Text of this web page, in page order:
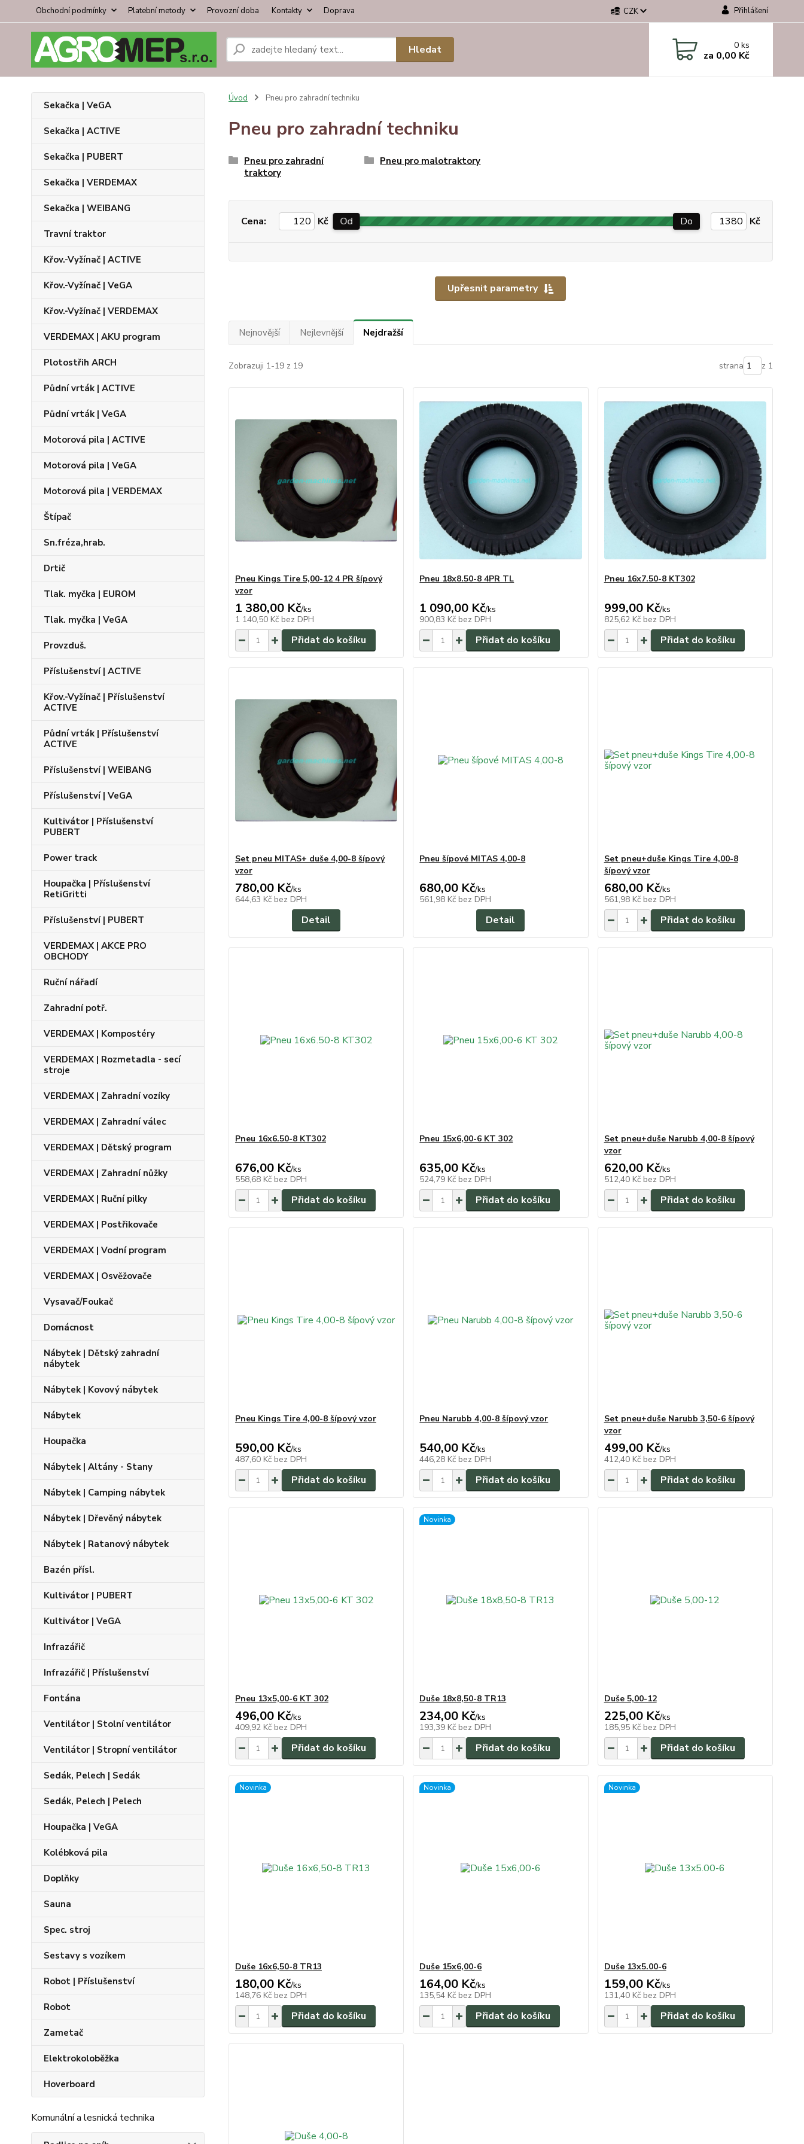
Obchodní podmínky Platební metody Provozní doba Kontakty Doprava CZK Přihlášení
Hledat 0ks
za 0,00 Kč
Sekačka | VeGA
Sekačka | ACTIVE
Sekačka | PUBERT
Sekačka | VERDEMAX
Sekačka | WEIBANG
Travní traktor
Křov.-Vyžínač | ACTIVE
Křov.-Vyžínač | VeGA
Křov.-Vyžínač | VERDEMAX
VERDEMAX | AKU program
Plotostřih ARCH
Půdní vrták | ACTIVE
Půdní vrták | VeGA
Motorová pila | ACTIVE
Motorová pila | VeGA
Motorová pila | VERDEMAX
Štípač
Sn.fréza,hrab.
Drtič
Tlak. myčka | EUROM
Tlak. myčka | VeGA
Provzduš.
Příslušenství | ACTIVE
Křov.-Vyžínač | Příslušenství
ACTIVE
Půdní vrták | Příslušenství
ACTIVE
Příslušenství | WEIBANG
Příslušenství | VeGA
Kultivátor | Příslušenství
PUBERT
Power track
Houpačka | Příslušenství
RetiGritti
Příslušenství | PUBERT
VERDEMAX | AKCE PRO
OBCHODY
Ruční nářadí
Zahradní potř.
VERDEMAX | Kompostéry
VERDEMAX | Rozmetadla - secí
stroje
VERDEMAX | Zahradní vozíky
VERDEMAX | Zahradní válec
VERDEMAX | Dětský program
VERDEMAX | Zahradní nůžky
VERDEMAX | Ruční pilky
VERDEMAX | Postřikovače
VERDEMAX | Vodní program
VERDEMAX | Osvěžovače
Vysavač/Foukač
Domácnost
Nábytek | Dětský zahradní
nábytek
Nábytek | Kovový nábytek
Nábytek
Houpačka
Nábytek | Altány - Stany
Nábytek | Camping nábytek
Nábytek | Dřevěný nábytek
Nábytek | Ratanový nábytek
Bazén přísl.
Kultivátor | PUBERT
Kultivátor | VeGA
Infrazářič
Infrazářič | Příslušenství
Fontána
Ventilátor | Stolní ventilátor
Ventilátor | Stropní ventilátor
Sedák, Pelech | Sedák
Sedák, Pelech | Pelech
Houpačka | VeGA
Kolébková pila
Doplňky
Sauna
Spec. stroj
Sestavy s vozíkem
Robot | Příslušenství
Robot
Zametač
Elektrokoloběžka
Hoverboard
Komunální a lesnická technika
Úvod Pneu pro zahradní techniku
Pneu pro zahradní techniku
Pneu pro zahradní
traktory
Pneu pro malotraktory
Upřesnit parametry
Cena: Kč Od Do Kč
Nejnovější Nejlevnější Nejdražší
Zobrazuji 1-19 z 19 strana z 1
Pneu Kings Tire 5,00-12 4 PR šípový
vzor
1 380,00 Kč/ks
1 140,50 Kč bez DPH
Přidat do košíku
Pneu 18x8.50-8 4PR TL
1 090,00 Kč/ks
900,83 Kč bez DPH
Přidat do košíku
Pneu 16x7.50-8 KT302
999,00 Kč/ks
825,62 Kč bez DPH
Přidat do košíku
Set pneu MITAS+ duše 4,00-8 šípový
vzor
780,00 Kč/ks
644,63 Kč bez DPH
Detail
Pneu šípové MITAS 4,00-8
680,00 Kč/ks
561,98 Kč bez DPH
Detail
Set pneu+duše Kings Tire 4,00-8
šípový vzor
680,00 Kč/ks
561,98 Kč bez DPH
Přidat do košíku
Pneu 16x6.50-8 KT302
676,00 Kč/ks
558,68 Kč bez DPH
Přidat do košíku
Pneu 15x6,00-6 KT 302
635,00 Kč/ks
524,79 Kč bez DPH
Přidat do košíku
Set pneu+duše Narubb 4,00-8 šípový
vzor
620,00 Kč/ks
512,40 Kč bez DPH
Přidat do košíku
Pneu Kings Tire 4,00-8 šípový vzor
590,00 Kč/ks
487,60 Kč bez DPH
Přidat do košíku
Pneu Narubb 4,00-8 šípový vzor
540,00 Kč/ks
446,28 Kč bez DPH
Přidat do košíku
Set pneu+duše Narubb 3,50-6 šípový
vzor
499,00 Kč/ks
412,40 Kč bez DPH
Přidat do košíku
Pneu 13x5,00-6 KT 302
496,00 Kč/ks
409,92 Kč bez DPH
Přidat do košíku
Novinka
Duše 18x8,50-8 TR13
234,00 Kč/ks
193,39 Kč bez DPH
Přidat do košíku
Duše 5,00-12
225,00 Kč/ks
185,95 Kč bez DPH
Přidat do košíku
Novinka
Duše 16x6,50-8 TR13
180,00 Kč/ks
148,76 Kč bez DPH
Přidat do košíku
Novinka
Duše 15x6,00-6
164,00 Kč/ks
135,54 Kč bez DPH
Přidat do košíku
Novinka
Duše 13x5.00-6
159,00 Kč/ks
131,40 Kč bez DPH
Přidat do košíku